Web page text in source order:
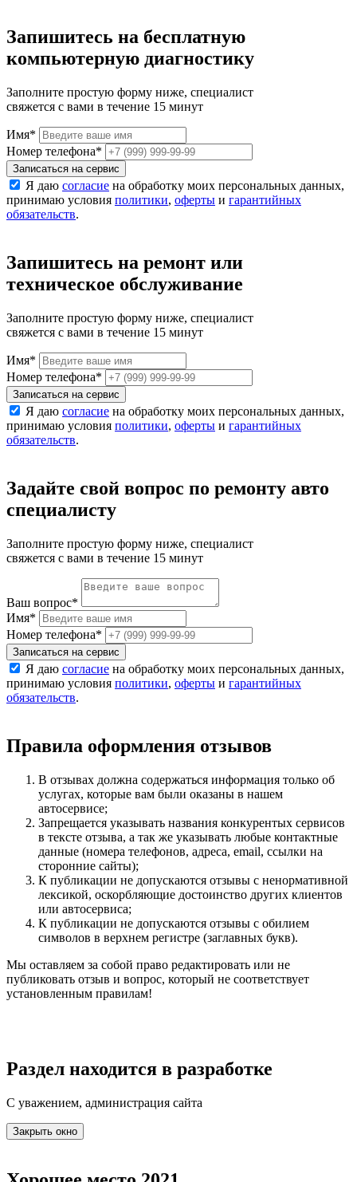
Запишитесь на бесплатную
компьютерную диагностику
Заполните простую форму ниже, специалист
свяжется с вами в течение 15 минут
Имя*
Номер телефона*
Записаться на сервис
Я даю согласие на обработку моих персональных данных,
принимаю условия политики, оферты и гарантийных
обязательств.
Запишитесь на ремонт или
техническое обслуживание
Заполните простую форму ниже, специалист
свяжется с вами в течение 15 минут
Имя*
Номер телефона*
Записаться на сервис
Я даю согласие на обработку моих персональных данных,
принимаю условия политики, оферты и гарантийных
обязательств.
Задайте свой вопрос по ремонту авто
специалисту
Заполните простую форму ниже, специалист
свяжется с вами в течение 15 минут
Ваш вопрос*
Имя*
Номер телефона*
Записаться на сервис
Я даю согласие на обработку моих персональных данных,
принимаю условия политики, оферты и гарантийных
обязательств.
Правила оформления отзывов
В отзывах должна содержаться информация только об
услугах, которые вам были оказаны в нашем
автосервисе;
Запрещается указывать названия конкурентых сервисов
в тексте отзыва, а так же указывать любые контактные
данные (номера телефонов, адреса, email, ссылки на
сторонние сайты);
К публикации не допускаются отзывы с ненормативной
лексикой, оскорбляющие достоинство других клиентов
или автосервиса;
К публикации не допускаются отзывы с обилием
символов в верхнем регистре (заглавных букв).
Мы оставляем за собой право редактировать или не
публиковать отзыв и вопрос, который не соответствует
установленным правилам!
Раздел находится в разработке
С уважением, администрация сайта
Закрыть окно